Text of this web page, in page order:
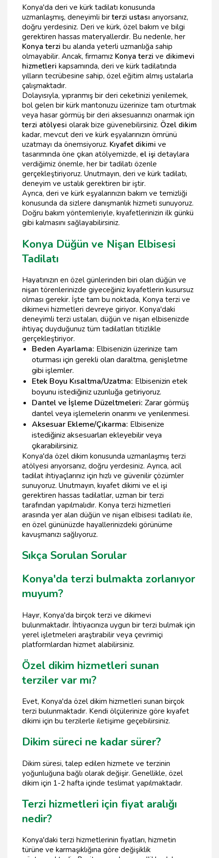
Konya'da deri ve kürk tadilatı konusunda
uzmanlaşmış, deneyimli birterzi ustası arıyorsanız,
doğru yerdesiniz. Deri ve kürk, özel bakım ve bilgi
gerektiren hassas materyallerdir. Bu nedenle, her
Konya terzi bu alanda yeterli uzmanlığa sahip
olmayabilir. Ancak, firmamız Konya terzi ve dikimevi
hizmetleri kapsamında, deri ve kürk tadilatında
yılların tecrübesine sahip, özel eğitim almış ustalarla
çalışmaktadır.
Dolayısıyla, yıpranmış bir deri ceketinizi yenilemek,
bol gelen bir kürk mantonuzu üzerinize tam oturtmak
veya hasar görmüş bir deri aksesuarınızı onarmak için
terzi atölyesi olarak bize güvenebilirsiniz. Özel dikim
kadar, mevcut deri ve kürk eşyalarınızın ömrünü
uzatmayı da önemsiyoruz. Kıyafet dikimi ve
tasarımında öne çıkan atölyemizde, el işi detaylara
verdiğimiz önemle, her bir tadilatı özenle
gerçekleştiriyoruz. Unutmayın, deri ve kürk tadilatı,
deneyim ve ustalık gerektiren bir iştir.
Ayrıca, deri ve kürk eşyalarınızın bakım ve temizliği
konusunda da sizlere danışmanlık hizmeti sunuyoruz.
Doğru bakım yöntemleriyle, kıyafetlerinizin ilk günkü
gibi kalmasını sağlayabilirsiniz.
Konya Düğün ve Nişan Elbisesi
Tadilatı
Hayatınızın en özel günlerinden biri olan düğün ve
nişan törenlerinizde giyeceğiniz kıyafetlerin kusursuz
olması gerekir. İşte tam bu noktada, Konya terzi ve
dikimevi hizmetleri devreye giriyor. Konya'daki
deneyimli terzi ustaları, düğün ve nişan elbisenizde
ihtiyaç duyduğunuz tüm tadilatları titizlikle
gerçekleştiriyor.
Beden Ayarlama: Elbisenizin üzerinize tam
oturması için gerekli olan daraltma, genişletme
gibi işlemler.
Etek Boyu Kısaltma/Uzatma: Elbisenizin etek
boyunu istediğiniz uzunluğa getiriyoruz.
Dantel ve İşleme Düzeltmeleri: Zarar görmüş
dantel veya işlemelerin onarımı ve yenilenmesi.
Aksesuar Ekleme/Çıkarma: Elbisenize
istediğiniz aksesuarları ekleyebilir veya
çıkarabilirsiniz.
Konya'da özel dikim konusunda uzmanlaşmış terzi
atölyesi arıyorsanız, doğru yerdesiniz. Ayrıca, acil
tadilat ihtiyaçlarınız için hızlı ve güvenilir çözümler
sunuyoruz. Unutmayın, kıyafet dikimi ve el işi
gerektiren hassas tadilatlar, uzman bir terzi
tarafından yapılmalıdır. Konya terzi hizmetleri
arasında yer alan düğün ve nişan elbisesi tadilatı ile,
en özel gününüzde hayallerinizdeki görünüme
kavuşmanızı sağlıyoruz.
Sıkça Sorulan Sorular
Konya'da terzi bulmakta zorlanıyor
muyum?
Hayır, Konya'da birçok terzi ve dikimevi
bulunmaktadır. İhtiyacınıza uygun bir terzi bulmak için
yerel işletmeleri araştırabilir veya çevrimiçi
platformlardan hizmet alabilirsiniz.
Özel dikim hizmetleri sunan
terziler var mı?
Evet, Konya'da özel dikim hizmetleri sunan birçok
terzi bulunmaktadır. Kendi ölçülerinize göre kıyafet
dikimi için bu terzilerle iletişime geçebilirsiniz.
Dikim süreci ne kadar sürer?
Dikim süresi, talep edilen hizmete ve terzinin
yoğunluğuna bağlı olarak değişir. Genellikle, özel
dikim için 1-2 hafta içinde teslimat yapılmaktadır.
Terzi hizmetleri için fiyat aralığı
nedir?
Konya'daki terzi hizmetlerinin fiyatları, hizmetin
türüne ve karmaşıklığına göre değişiklik